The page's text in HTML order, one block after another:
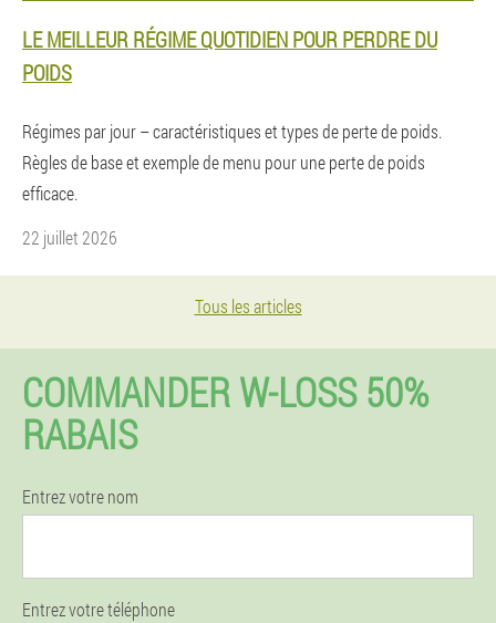
LE MEILLEUR RÉGIME QUOTIDIEN POUR PERDRE DU
POIDS
Régimes par jour – caractéristiques et types de perte de poids.
Règles de base et exemple de menu pour une perte de poids
efficace.
22 juillet 2026
Tous les articles
COMMANDER W-LOSS 50%
RABAIS
Entrez votre nom
Entrez votre téléphone